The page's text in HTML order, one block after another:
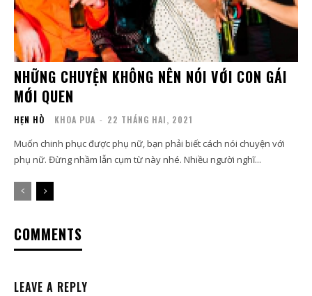
NHỮNG CHUYỆN KHÔNG NÊN NÓI VỚI CON GÁI
MỚI QUEN
HẸN HÒ KHOA PUA - 22 THÁNG HAI, 2021
Muốn chinh phục được phụ nữ, bạn phải biết cách nói chuyện với
phụ nữ. Đừng nhầm lẫn cụm từ này nhé. Nhiều người nghĩ...
COMMENTS
LEAVE A REPLY